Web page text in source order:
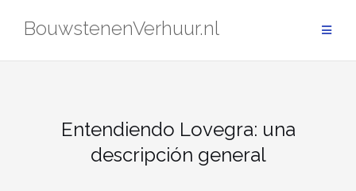
BouwstenenVerhuur.nl
Entendiendo Lovegra: una
descripción general